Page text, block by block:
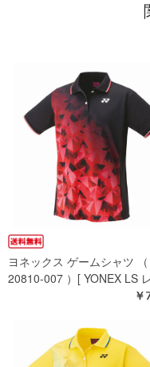
ヨネックス ゲームシャツ （
20810-007 ）[ YONEX LS
￥